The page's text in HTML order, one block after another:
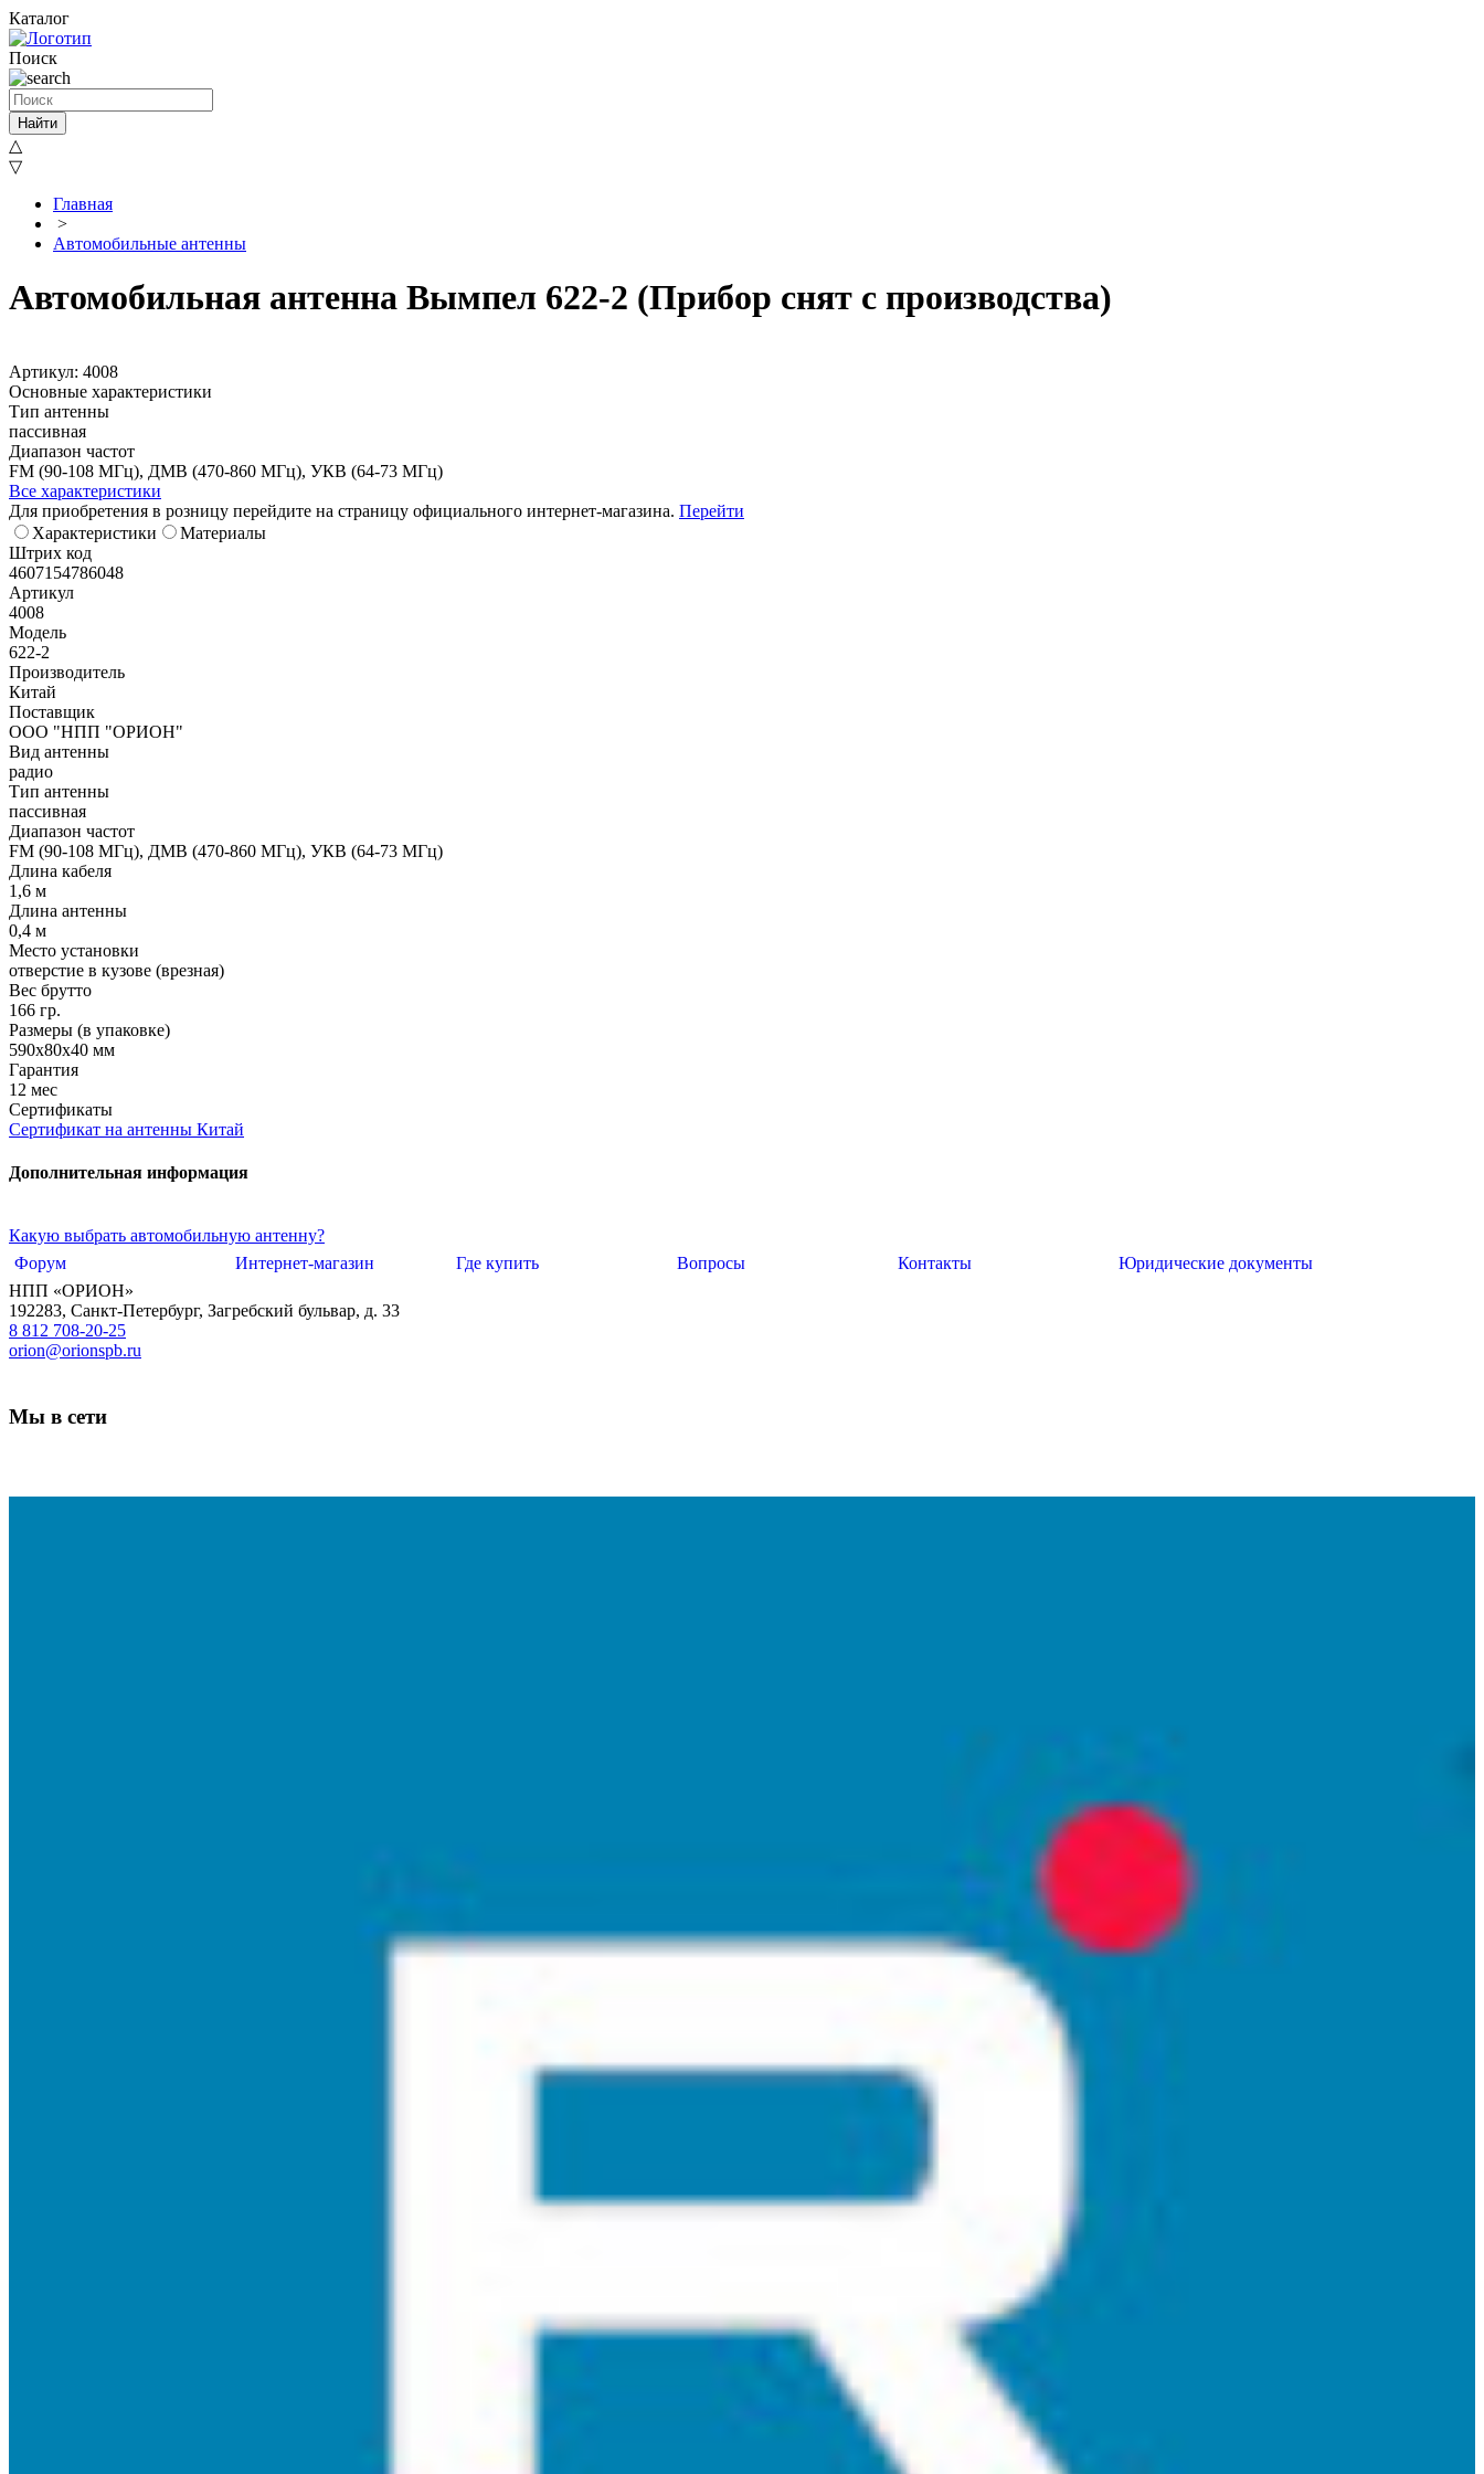
Каталог
Поиск
Найти
△
▽
Главная
>
Автомобильные антенны
Автомобильная антенна Вымпел 622-2 (Прибор снят с производства)
Артикул: 4008
Основные характеристики
Тип антенны
пассивная
Диапазон частот
FM (90-108 МГц), ДМВ (470-860 МГц), УКВ (64-73 МГц)
Все характеристики
Для приобретения в розницу перейдите на страницу официального интернет-магазина. Перейти
Характеристики
Материалы
Штрих код
4607154786048
Артикул
4008
Модель
622-2
Производитель
Китай
Поставщик
ООО "НПП "ОРИОН"
Вид антенны
радио
Тип антенны
пассивная
Диапазон частот
FM (90-108 МГц), ДМВ (470-860 МГц), УКВ (64-73 МГц)
Длина кабеля
1,6 м
Длина антенны
0,4 м
Место установки
отверстие в кузове (врезная)
Вес брутто
166 гр.
Размеры (в упаковке)
590х80х40 мм
Гарантия
12 мес
Сертификаты
Сертификат на антенны Китай
Дополнительная информация
Какую выбрать автомобильную антенну?
Форум
Интернет-магазин Где купить Вопросы Контакты
Юридические документы
НПП «ОРИОН»
192283, Санкт-Петербург, Загребский бульвар, д. 33
8 812 708-20-25
orion@orionspb.ru
Мы в сети